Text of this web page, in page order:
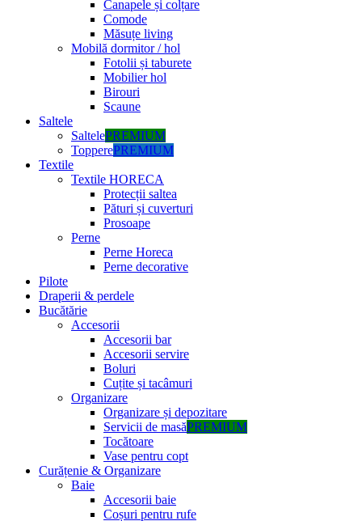
Canapele și colțare
Comode
Măsuțe living
Mobilă dormitor / hol
Fotolii și taburete
Mobilier hol
Birouri
Scaune
Saltele
SaltelePREMIUM
TopperePREMIUM
Textile
Textile HORECA
Protecții saltea
Pături și cuverturi
Prosoape
Perne
Perne Horeca
Perne decorative
Pilote
Draperii & perdele
Bucătărie
Accesorii
Accesorii bar
Accesorii servire
Boluri
Cuțite și tacâmuri
Organizare
Organizare și depozitare
Servicii de masăPREMIUM
Tocătoare
Vase pentru copt
Curățenie & Organizare
Baie
Accesorii baie
Coșuri pentru rufe